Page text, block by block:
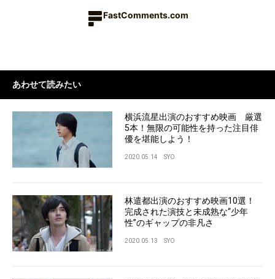
FastComments.com
あわせて読みたい
横浜流星出演のおすすめ映画 厳選
5本！無限の可能性を持った注目俳
優を堪能しよう！
2020.05.14 SYO
林遣都出演のおすすめ映画10選！
完成された演技と未成熟な“少年
性”のギャップの非凡さ
2020.05.13 SYO